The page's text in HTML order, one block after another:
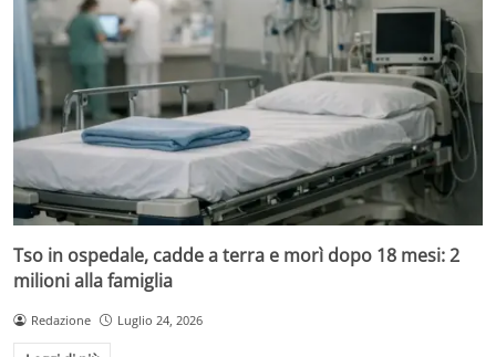
Tso in ospedale, cadde a terra e morì dopo 18 mesi: 2
milioni alla famiglia
Redazione Luglio 24, 2026